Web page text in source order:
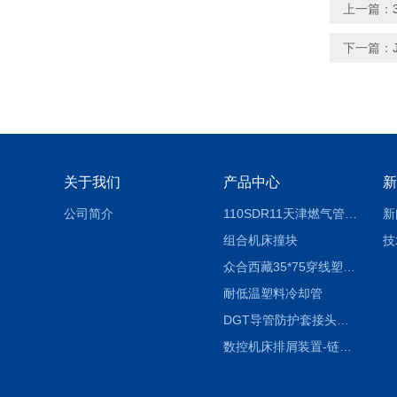
上一篇：
下一篇：
关于我们
公司简介
产品中心
组合机床撞块
耐低温塑料冷却管
DGT导管防护套接头形式与参数
数控机床排屑装置-链板式排屑机